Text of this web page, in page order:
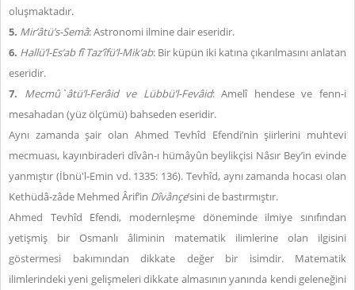
oluşmaktadır.
5. Mir’âtü’s-Semâ: Astronomi ilmine dair eseridir.
6. Hallü’l-Es’ab fî Taz’îfü’l-Mik’ab: Bir küpün iki katına çıkarılmasını anlatan
eseridir.
7.
Mecmû`âtü’l-Ferâid ve Lübbü’l-Fevâid: Amelî hendese ve fenn-i
mesahadan (yüz ölçümü) bahseden eseridir.
Aynı zamanda şair olan Ahmed Tevhîd Efendi’nin şiirlerini muhtevi
mecmuası, kayınbiraderi dîvân-ı hümâyûn beylikçisi Nâsır Bey’in evinde
yanmıştır (İbnü'l-Emin vd. 1335: 136). Tevhîd, aynı zamanda hocası olan
Kethüdâ-zâde Mehmed Ârif’in Dîvânçe’sini de bastırmıştır.
Ahmed Tevhîd Efendi, modernleşme döneminde ilmiye sınıfından
yetişmiş bir Osmanlı âliminin matematik ilimlerine olan ilgisini
göstermesi bakımından dikkate değer bir isimdir. Matematik
ilimlerindeki yeni gelişmeleri dikkate almasının yanında kendi geleneğini